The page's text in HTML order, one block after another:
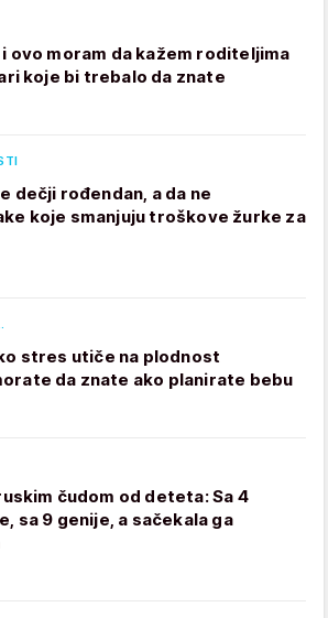
ovo moram da kažem roditeljima
koje bi trebalo da znate
dečji rođendan, a da ne
koje smanjuju troškove žurke za
stres utiče na plodnost
da znate ako planirate bebu
čudom od deteta: Sa 4
sa 9 genije, a sačekala ga